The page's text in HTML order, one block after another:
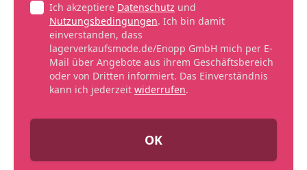
Ich akzeptiere Datenschutz und
Nutzungsbedingungen. Ich bin damit
einverstanden, dass
lagerverkaufsmode.de/Enopp GmbH mich per E-
Mail über Angebote aus ihrem Geschäftsbereich
oder von Dritten informiert. Das Einverständnis
kann ich jederzeit widerrufen.
OK